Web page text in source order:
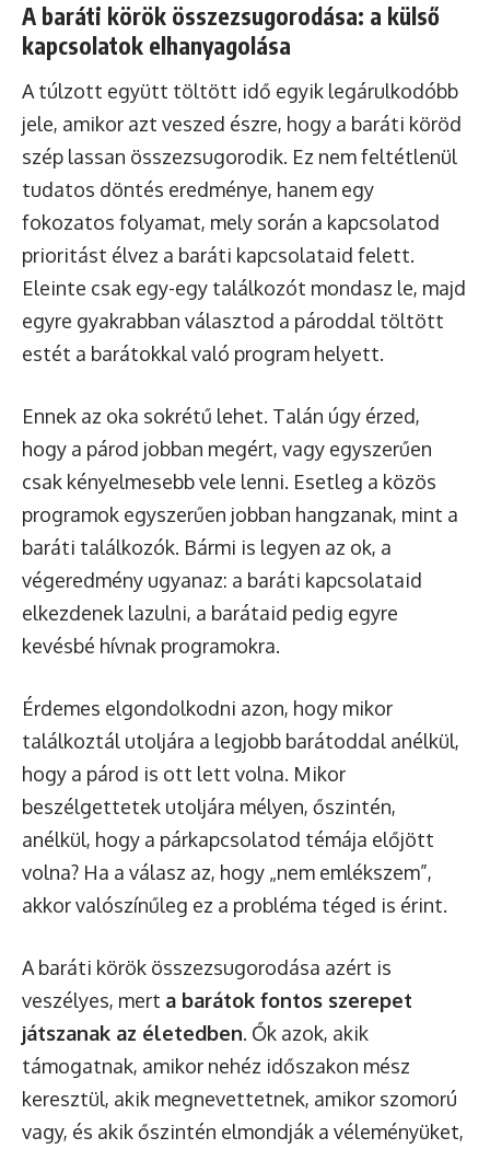
A baráti körök összezsugorodása: a külső
kapcsolatok elhanyagolása
A túlzott együtt töltött idő egyik legárulkodóbb
jele, amikor azt veszed észre, hogy a baráti köröd
szép lassan összezsugorodik. Ez nem feltétlenül
tudatos döntés eredménye, hanem egy
fokozatos folyamat, mely során a kapcsolatod
prioritást élvez a baráti kapcsolataid felett.
Eleinte csak egy-egy találkozót mondasz le, majd
egyre gyakrabban választod a pároddal töltött
estét a barátokkal való program helyett.
Ennek az oka sokrétű lehet. Talán úgy érzed,
hogy a párod jobban megért, vagy egyszerűen
csak kényelmesebb vele lenni. Esetleg a közös
programok egyszerűen jobban hangzanak, mint a
baráti találkozók. Bármi is legyen az ok, a
végeredmény ugyanaz: a baráti kapcsolataid
elkezdenek lazulni, a barátaid pedig egyre
kevésbé hívnak programokra.
Érdemes elgondolkodni azon, hogy mikor
találkoztál utoljára a legjobb barátoddal anélkül,
hogy a párod is ott lett volna. Mikor
beszélgettetek utoljára mélyen, őszintén,
anélkül, hogy a párkapcsolatod témája előjött
volna? Ha a válasz az, hogy „nem emlékszem”,
akkor valószínűleg ez a probléma téged is érint.
A baráti körök összezsugorodása azért is
veszélyes, mert a barátok fontos szerepet
játszanak az életedben. Ők azok, akik
támogatnak, amikor nehéz időszakon mész
keresztül, akik megnevettetnek, amikor szomorú
vagy, és akik őszintén elmondják a véleményüket,